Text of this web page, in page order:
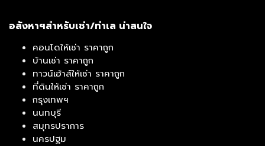
อสังหาฯสำหรับเช่า/ทำเล น่าสนใจ
คอนโดให้เช่า ราคาถูก
บ้านเช่า ราคาถูก
ทาวน์เฮ้าส์ให้เช่า ราคาถูก
ที่ดินให้เช่า ราคาถูก
กรุงเทพฯ
นนทบุรี
สมุทรปราการ
นครปฐม